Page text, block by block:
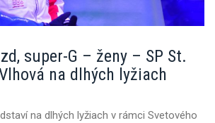
super-G – ženy – SP St.
na dlhých lyžiach
na dlhých lyžiach v rámci Svetového